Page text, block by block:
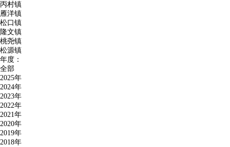
丙村镇
雁洋镇
松口镇
隆文镇
桃尧镇
松源镇
年度：
全部
2025年
2024年
2023年
2022年
2021年
2020年
2019年
2018年